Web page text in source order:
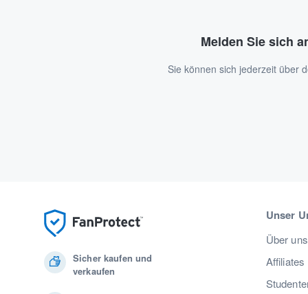
Melden Sie sich
Sie können sich jederzeit über
Sicher kaufen und
verkaufen
Unser
Über uns
Affiliates